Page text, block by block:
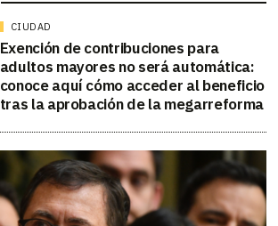
CIUDAD
Exención de contribuciones para
adultos mayores no será automática:
conoce aquí cómo acceder al beneficio
tras la aprobación de la megarreforma